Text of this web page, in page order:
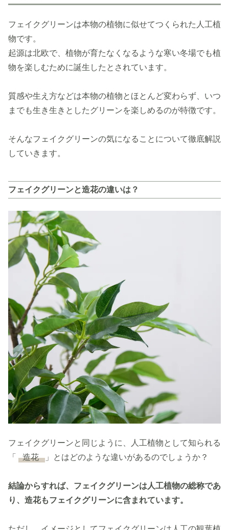
フェイクグリーンは本物の植物に似せてつくられた人工植
物です。
起源は北欧で、植物が育たなくなるような寒い冬場でも植
物を楽しむために誕生したとされています。
質感や生え方などは本物の植物とほとんど変わらず、いつ
までも生き生きとしたグリーンを楽しめるのが特徴です。
そんなフェイクグリーンの気になることについて徹底解説
していきます。
フェイクグリーンと造花の違いは？
フェイクグリーンと同じように、人工植物として知られる
「
造花 」とはどのような違いがあるのでしょうか？
結論からすれば、フェイクグリーンは人工植物の総称であ
り、造花もフェイクグリーンに含まれています。